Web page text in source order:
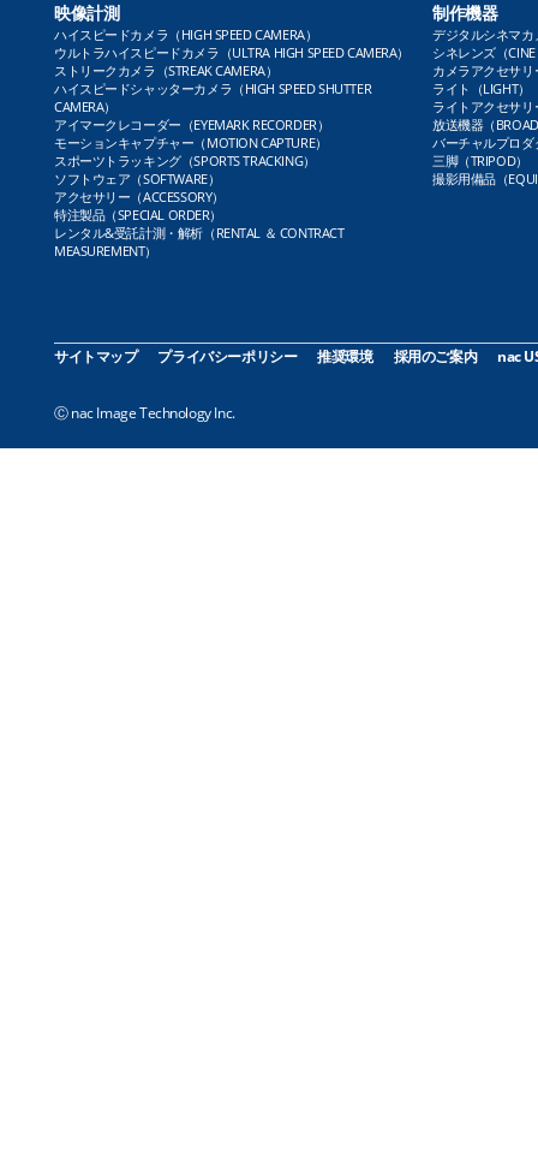
映像計測
ハイスピードカメラ（HIGH SPEED CAMERA）
ウルトラハイスピードカメラ（ULTRA HIGH SPEED CAMERA）
ストリークカメラ（STREAK CAMERA）
ハイスピードシャッターカメラ（HIGH SPEED SHUTTER
CAMERA）
アイマークレコーダー（EYEMARK RECORDER）
モーションキャプチャー（MOTION CAPTURE）
スポーツトラッキング（SPORTS TRACKING）
ソフトウェア（SOFTWARE）
アクセサリー（ACCESSORY）
特注製品（SPECIAL ORDER）
レンタル&受託計測・解析（RENTAL ＆ CONTRACT
MEASUREMENT）
制作機器
デジタルシネマカ
シネレンズ（CINE
カメラアクセサリ
ライト（LIGHT）
ライトアクセサリ
放送機器（
バーチャルプロダ
三脚（TRIPOD）
撮影用備品（
サイトマップ プライバシーポリシー 推奨環境 採用のご案内 nac
Ⓒ nac Image Technology Inc.